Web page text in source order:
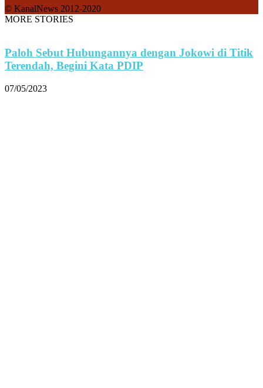
© KanalNews 2012-2020
MORE STORIES
Paloh Sebut Hubungannya dengan Jokowi di Titik
Terendah, Begini Kata PDIP
07/05/2023